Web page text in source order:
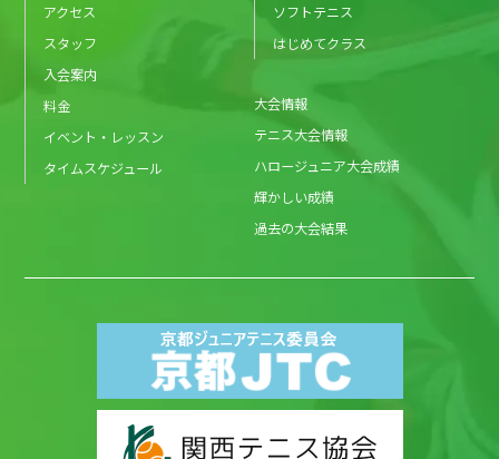
アクセス
スタッフ
入会案内
料金
イベント・レッスン
タイムスケジュール
ソフトテニス
はじめてクラス
大会情報
テニス大会情報
ハロージュニア大会成績
輝かしい成績
過去の大会結果